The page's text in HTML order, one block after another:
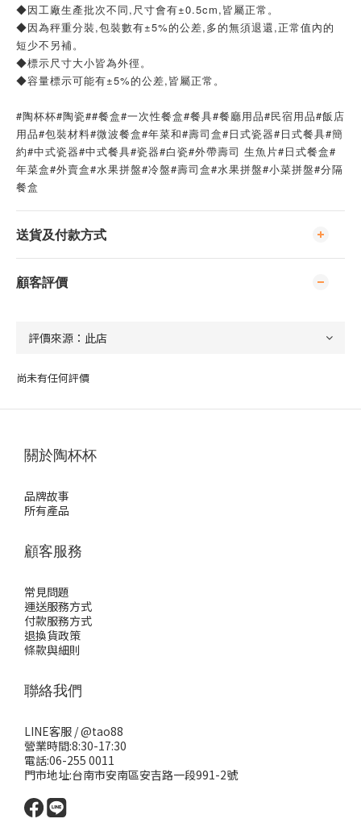
◆因工廠生產批次不同,尺寸會有±0.5cm,皆屬正常。
◆因為秤重分裝,包裝數有±5%的公差,多的無須退還,正常值內的
短少不另補。
◆標示尺寸大小皆為外徑。
◆容量標示可能有±5%的公差,皆屬正常。
#陶杯杯#陶瓷##餐盒#一次性餐盒#餐具#餐廳用品#民宿用品#飯店
用品#包裝材料#微波餐盒#年菜和#壽司盒#日式瓷器#日式餐具#簡
約#中式瓷器#中式餐具#瓷器#白瓷#外帶壽司 生魚片#日式餐盒#
年菜盒#外賣盒#水果拼盤#冷盤#壽司盒#水果拼盤#小菜拼盤#分隔
餐盒
送貨及付款方式
顧客評價
尚未有任何評價
關於陶杯杯
品牌故事
所有產品
顧客服務
常見問題
運送服務方式
付款服務方式
退換貨政策
條款與細則
聯絡我們
LINE客服 /@tao88
營業時間:8:30-17:30
電話:06-255 0011
門市地址:台南市安南區安吉路一段991-2號